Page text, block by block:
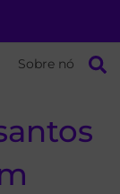
Sobre nós